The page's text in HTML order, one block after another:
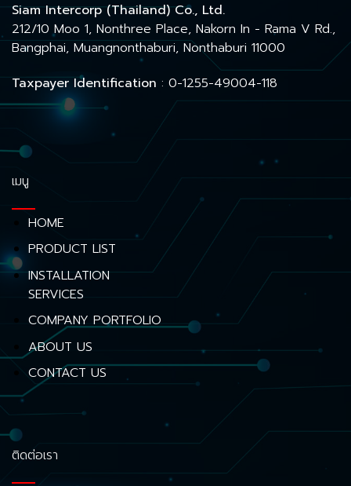
Siam Intercorp (Thailand) Co., Ltd.
212/10 Moo 1, Nonthree Place, Nakorn In - Rama V Rd.,
Bangphai, Muangnonthaburi, Nonthaburi 11000
Taxpayer Identification : 0-1255-49004-118
เมนู
HOME
PRODUCT LIST
INSTALLATION
SERVICES
COMPANY PORTFOLIO
ABOUT US
CONTACT US
ติดต่อเรา